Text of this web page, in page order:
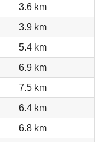
3.6 km
3.9 km
5.4 km
6.9 km
7.5 km
6.4 km
6.8 km